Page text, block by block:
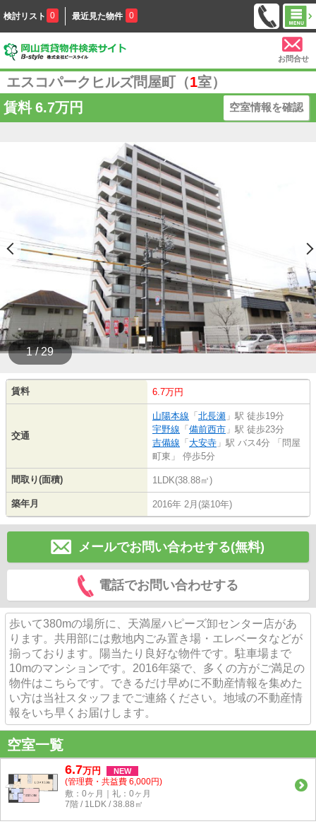
検討リスト 0 最近見た物件 0
お問合せ
エスコパークヒルズ問屋町（1室）
賃料 6.7万円 空室情報を確認
1 / 29
賃料 6.7万円
交通
山陽本線 「 北長瀬 」駅 徒歩19分
宇野線 「 備前西市 」駅 徒歩23分
吉備線 「 大安寺 」駅 バス4分 「問屋
町東」 停歩5分
間取り(面積) 1LDK(38.88㎡)
築年月 2016年 2月(築10年)
メールでお問い合わせする(無料)
電話でお問い合わせする
歩いて380mの場所に、天満屋ハピーズ卸センター店があ
ります。共用部には敷地内ごみ置き場・エレベータなどが
揃っております。陽当たり良好な物件です。駐車場まで
10mのマンションです。2016年築で、多くの方がご満足の
物件はこちらです。できるだけ早めに不動産情報を集めた
い方は当社スタッフまでご連絡ください。地域の不動産情
報をいち早くお届けします。
空室一覧
6.7万円 NEW
(管理費・共益費 6,000円)
敷：0ヶ月｜礼：0ヶ月
7階 / 1LDK / 38.88㎡